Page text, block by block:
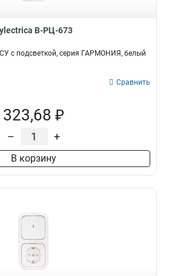
В-РЦ-673
с подсветкой, серия ГАРМОНИЯ, белый
Сравнить
323,68 ₽
– +
В корзину